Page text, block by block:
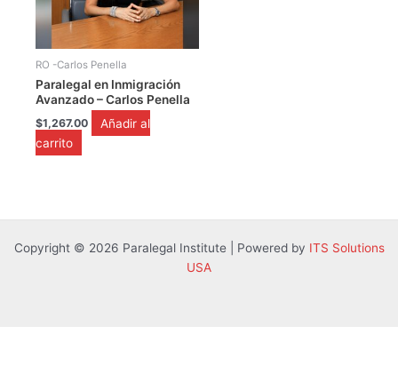
RO -Carlos Penella
Paralegal en Inmigración
Avanzado – Carlos Penella
$1,267.00
Añadir al
carrito
Copyright © 2026 Paralegal Institute | Powered by ITS Solutions
USA